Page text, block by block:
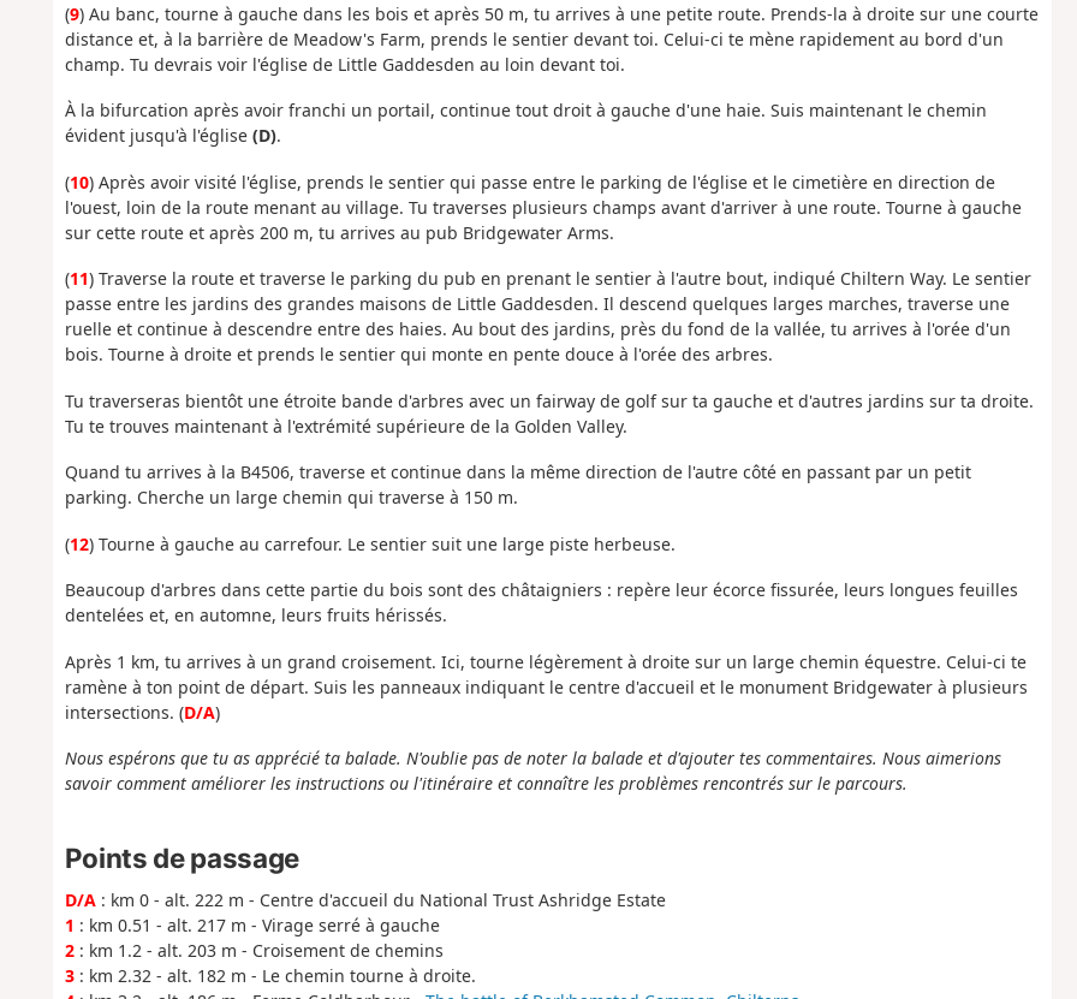
(9) Au banc, tourne à gauche dans les bois et après 50 m, tu arrives à une petite route. Prends-la à droite sur une courte
distance et, à la barrière de Meadow's Farm, prends le sentier devant toi. Celui-ci te mène rapidement au bord d'un
champ. Tu devrais voir l'église de Little Gaddesden au loin devant toi.
À la bifurcation après avoir franchi un portail, continue tout droit à gauche d'une haie. Suis maintenant le chemin
évident jusqu'à l'église (D).
(10) Après avoir visité l'église, prends le sentier qui passe entre le parking de l'église et le cimetière en direction de
l'ouest, loin de la route menant au village. Tu traverses plusieurs champs avant d'arriver à une route. Tourne à gauche
sur cette route et après 200 m, tu arrives au pub Bridgewater Arms.
(11) Traverse la route et traverse le parking du pub en prenant le sentier à l'autre bout, indiqué Chiltern Way. Le sentier
passe entre les jardins des grandes maisons de Little Gaddesden. Il descend quelques larges marches, traverse une
ruelle et continue à descendre entre des haies. Au bout des jardins, près du fond de la vallée, tu arrives à l'orée d'un
bois. Tourne à droite et prends le sentier qui monte en pente douce à l'orée des arbres.
Tu traverseras bientôt une étroite bande d'arbres avec un fairway de golf sur ta gauche et d'autres jardins sur ta droite.
Tu te trouves maintenant à l'extrémité supérieure de la Golden Valley.
Quand tu arrives à la B4506, traverse et continue dans la même direction de l'autre côté en passant par un petit
parking. Cherche un large chemin qui traverse à 150 m.
(12) Tourne à gauche au carrefour. Le sentier suit une large piste herbeuse.
Beaucoup d'arbres dans cette partie du bois sont des châtaigniers : repère leur écorce fissurée, leurs longues feuilles
dentelées et, en automne, leurs fruits hérissés.
Après 1 km, tu arrives à un grand croisement. Ici, tourne légèrement à droite sur un large chemin équestre. Celui-ci te
ramène à ton point de départ. Suis les panneaux indiquant le centre d'accueil et le monument Bridgewater à plusieurs
intersections. (D/A)
Nous espérons que tu as apprécié ta balade. N'oublie pas de noter la balade et d'ajouter tes commentaires. Nous aimerions
savoir comment améliorer les instructions ou l'itinéraire et connaître les problèmes rencontrés sur le parcours.
Points de passage
D/A: km 0 - alt. 222 m - Centre d'accueil du National Trust Ashridge Estate
1 : km 0.51 - alt. 217 m - Virage serré à gauche
2: km 1.2 - alt. 203 m - Croisement de chemins
3: km 2.32 - alt. 182 m - Le chemin tourne à droite.